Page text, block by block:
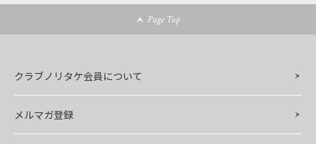
Page Top
クラブノリタケ会員について
メルマガ登録